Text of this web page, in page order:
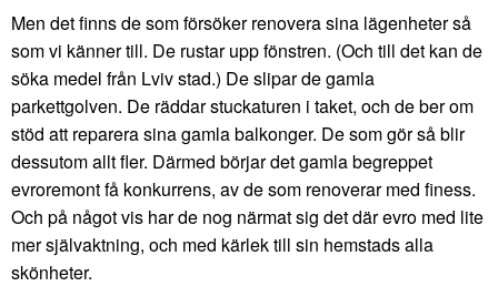
Men det finns de som försöker renovera sina lägenheter så
som vi känner till. De rustar upp fönstren. (Och till det kan de
söka medel från Lviv stad.) De slipar de gamla
parkettgolven. De räddar stuckaturen i taket, och de ber om
stöd att reparera sina gamla balkonger. De som gör så blir
dessutom allt fler. Därmed börjar det gamla begreppet
evroremont få konkurrens, av de som renoverar med finess.
Och på något vis har de nog närmat sig det där evro med lite
mer självaktning, och med kärlek till sin hemstads alla
skönheter.